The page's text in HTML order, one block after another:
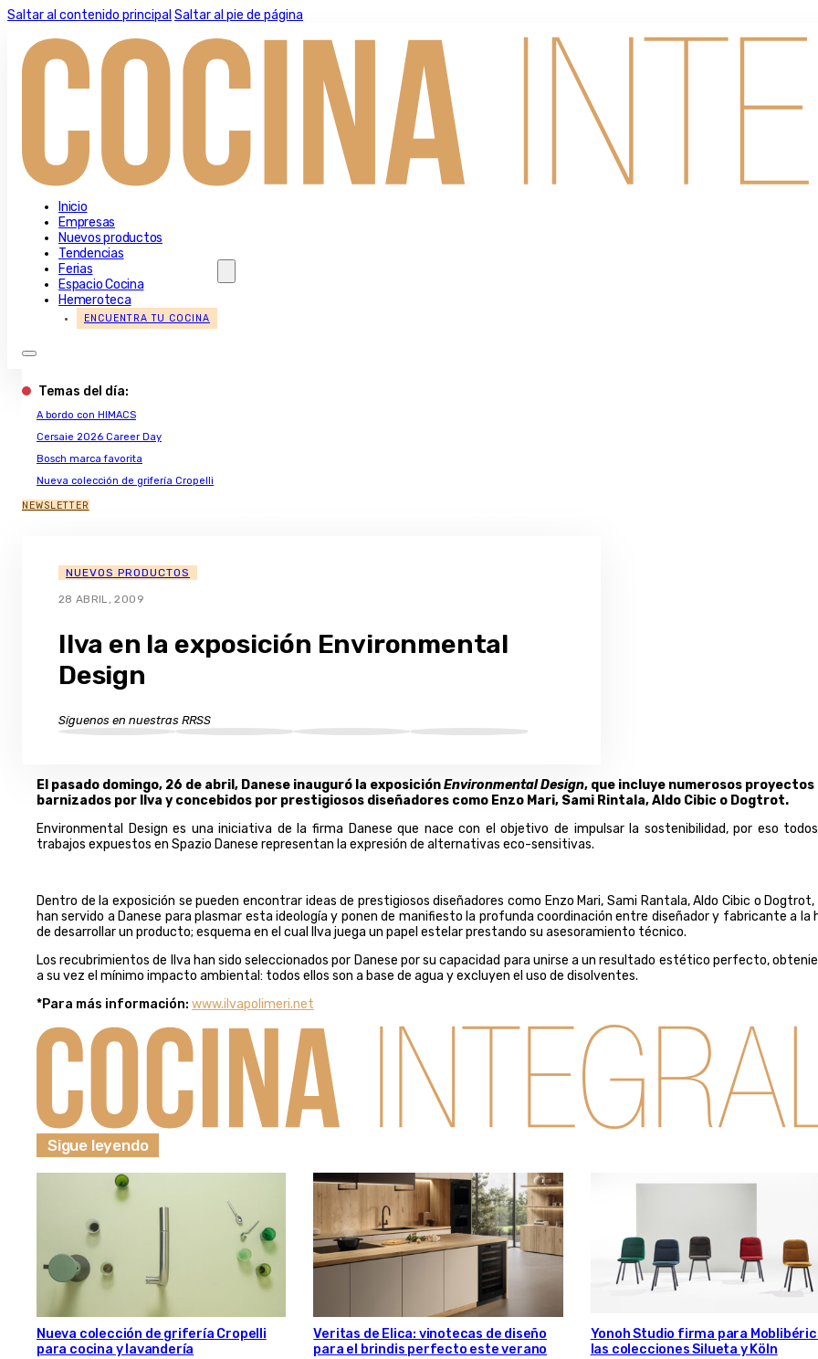
Saltar al contenido principal Saltar al pie de página
Inicio
Empresas
Nuevos productos
Tendencias
Ferias
Espacio Cocina
Hemeroteca
ENCUENTRA TU COCINA
Temas del día:
A bordo con HIMACS
Cersaie 2026 Career Day
Bosch marca favorita
Nueva colección de grifería Cropelli
NEWSLETTER
NUEVOS PRODUCTOS
28 ABRIL, 2009
Ilva en la exposición Environmental
Design
Síguenos en nuestras RRSS
El pasado domingo, 26 de abril, Danese inauguró la exposiciónEnvironmental Design, que incluye numerosos proyectos
barnizados por Ilva y concebidos por prestigiosos diseñadores como Enzo Mari, Sami Rintala, Aldo Cibic o Dogtrot.
Environmental Design es una iniciativa de la firma Danese que nace con el objetivo de impulsar la sostenibilidad, por eso
trabajos expuestos en Spazio Danese representan la expresión de alternativas eco-sensitivas.
Dentro de la exposición se pueden encontrar ideas de prestigiosos diseñadores como Enzo Mari, Sami Rantala, Aldo Cibic o Dogtrot,
han servido a Danese para plasmar esta ideología y ponen de manifiesto la profunda coordinación entre diseñador y fabricante a la
de desarrollar un producto; esquema en el cual Ilva juega un papel estelar prestando su asesoramiento técnico.
Los recubrimientos de Ilva han sido seleccionados por Danese por su capacidad para unirse a un resultado estético perfecto,
a su vez el mínimo impacto ambiental: todos ellos son a base de agua y excluyen el uso de disolventes.
*Para más información: www.ilvapolimeri.net
Sigue leyendo
Nueva colección de grifería Cropelli
para cocina y lavandería
Veritas de Elica: vinotecas de diseño
para el brindis perfecto este verano
Yonoh Studio firma para
las colecciones Silueta y Köln